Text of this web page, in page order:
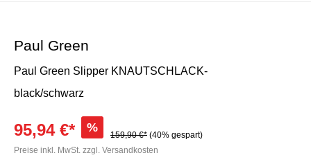
Paul Green
Paul Green Slipper KNAUTSCHLACK-
black/schwarz
95,94 €* %
159,90 €* (40% gespart)
Preise inkl. MwSt. zzgl. Versandkosten